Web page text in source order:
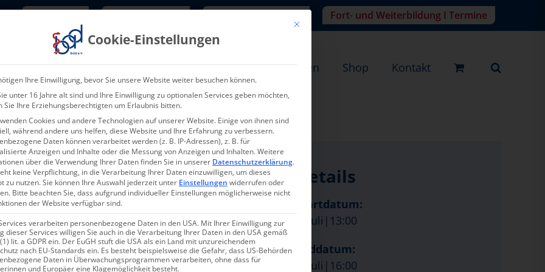
Fort- und Weiterbildung I Termine
Über uns Aktuelles & Presse Leistungen Shop Kontakt
Details
Startdatum:
2. Juli|13:00
Enddatum:
2. Juli|16:00
Mit diesem Button wird der Dialog geschlossen. Seine Funktionalität ist
Cookie-Einstellungen
Ihre Einwilligung, bevor Sie unsere Website weiter besuchen können.
unter 16 Jahre alt sind und Ihre Einwilligung zu optionalen Services geben möchten,
Sie Ihre Erziehungsberechtigten um Erlaubnis bitten.
Cookies und andere Technologien auf unserer Website. Einige von ihnen sind
während andere uns helfen, diese Website und Ihre Erfahrung zu verbessern.
Daten können verarbeitet werden (z. B. IP-Adressen), z. B. für
Anzeigen und Inhalte oder die Messung von Anzeigen und Inhalten.Weitere
über die Verwendung Ihrer Daten finden Sie in unserer Datenschutzerklärung.
keine Verpflichtung, in die Verarbeitung Ihrer Daten einzuwilligen, um dieses
zu nutzen.Sie können Ihre Auswahl jederzeit unter Einstellungen widerrufen oder
Bitte beachten Sie, dass aufgrund individueller Einstellungen möglicherweise nicht
der Website verfügbar sind.
verarbeiten personenbezogene Daten in den USA. Mit Ihrer Einwilligung zur
dieser Services willigen Sie auch in die Verarbeitung Ihrer Daten in den USA gemäß
lit. a GDPR ein. Der EuGH stuft die USA als ein Land mit unzureichendem
nach EU-Standards ein. Es besteht beispielsweise die Gefahr, dass US-Behörden
Daten in Überwachungsprogrammen verarbeiten, ohne dass für
und Europäer eine Klagemöglichkeit besteht.